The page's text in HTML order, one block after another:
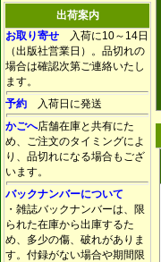
出荷案内
お取り寄せ 入荷に10～14日
（出版社営業日）。品切れの
場合は確認次第ご連絡いたし
ます。
予約 入荷日に発送
かごへ店舗在庫と共有にた
め、ご注文のタイミングによ
り、品切れになる場合もござ
います。
バックナンバーについて
・雑誌バックナンバーは、限
られた在庫から出庫するた
め、多少の傷、破れがありま
す。付録がない場合や期間限